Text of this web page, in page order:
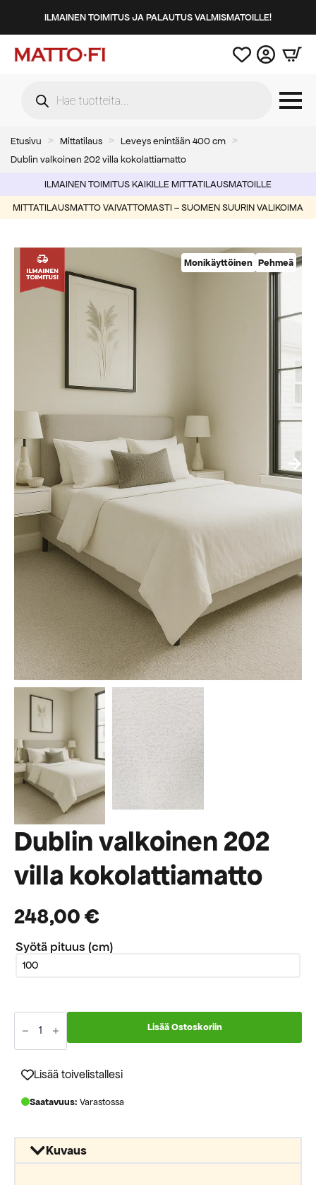
ILMAINEN TOIMITUS JA PALAUTUS VALMISMATOILLE!
search
Etusivu Mittatilaus
Leveys enintään 400 cm
Dublin valkoinen 202 villa kokolattiamatto
ILMAINEN TOIMITUS KAIKILLE MITTATILAUSMATOILLE
MITTATILAUSMATTO VAIVATTOMASTI – SUOMEN SUURIN VALIKOIMA
Monikäyttöinen Pehmeä
Dublin valkoinen 202
villa kokolattiamatto
248,00€
Syötä pituus (cm)
Dublin
valkoinen
villa
määrä
Lisää Ostoskoriin
Lisää toivelistallesi
Saatavuus: Varastossa
Kuvaus